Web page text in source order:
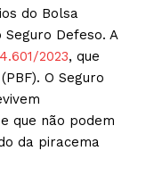
do Bolsa
Defeso. A
2023, que
O Seguro
que não podem
da piracema